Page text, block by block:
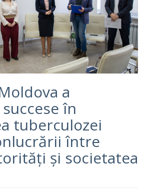
a
în
tuberculozei
între
și societatea